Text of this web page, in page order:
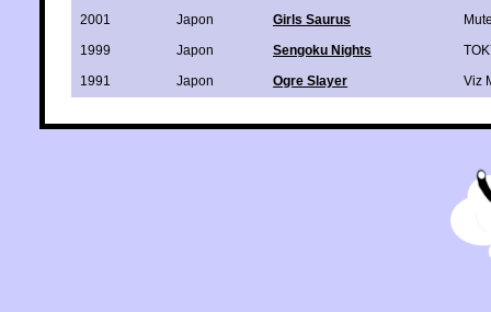
2001
Japon Girls Saurus
1999
Japon Sengoku Nights
1991
Japon Ogre Slayer Viz